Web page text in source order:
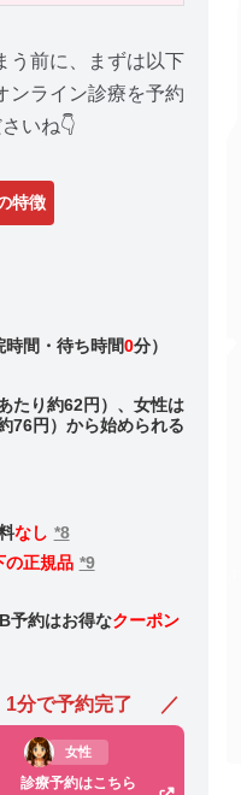
う前に、まずは以下
ンライン診療を予約
いね👇
特徴
間・待ち時間0分）
たり約62円）、女性は
76円）から始められる
なし *8
の正規品 *9
予約はお得なクーポン
分で予約完了
女性
診療予約はこちら